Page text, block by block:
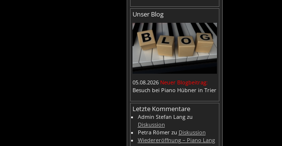
Unser Blog
05.08.2026 Neuer Blogbeitrag:
Besuch bei Piano Hübner in Trier
Letzte Kommentare
Admin Stefan Langzu
Diskussion
Petra Römerzu Diskussion
Wiedereröffnung – Piano Lang